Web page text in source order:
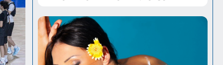
მომავალი